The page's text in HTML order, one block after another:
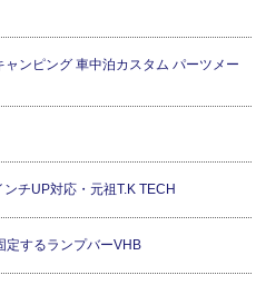
ンピング 車中泊カスタム パーツメー
チUP対応・元祖T.K TECH
定するランプバーVHB